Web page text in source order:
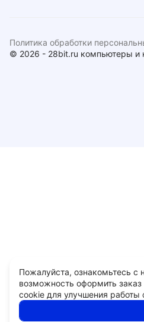
© 2026 - 28bit.ru компьютеры и
Политика обработки
Пожалуйста, ознакомьтесь с
возможность оформить
cookie для улучшения работы